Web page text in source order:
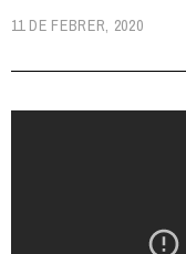
11 DE FEBRER, 2020